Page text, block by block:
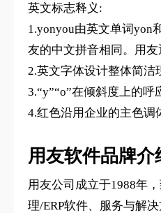
英文标志释义:
1.yonyou由英文单词yon
友的中文拼音相同。用
2.英文字体设计整体简洁
3.“y”“o”在倾斜度上的
4.红色沿用企业的主色调
用友软件品牌介
用友公司成立于1988年
理/ERP软件、服务与解